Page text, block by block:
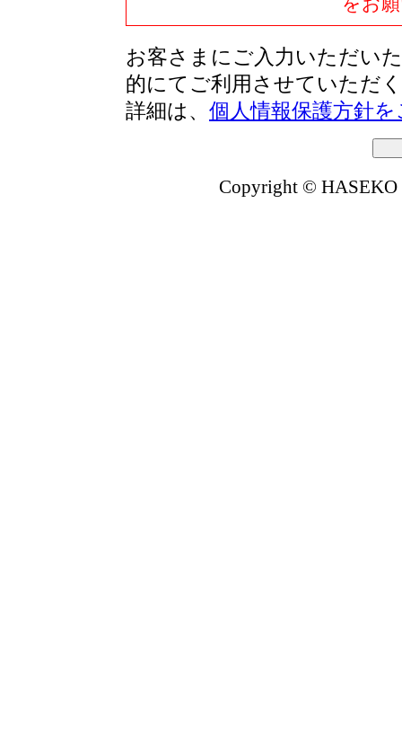
お客さまにご入力いただい
的にてご利用させていただ
詳細は、 個人情報保護方針
Copyright © HASEKO